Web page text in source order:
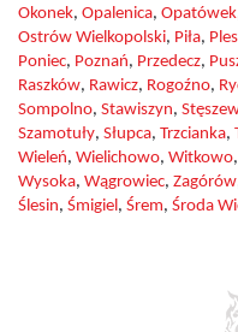
Okonek, Opalenica, Opatówek
Ostrów Wielkopolski, Piła,
Poniec, Poznań, Przedecz,
Raszków, Rawicz, Rogoźno,
Sompolno, Stawiszyn,
Szamotuły, Słupca, Trzcianka,
Wieleń, Wielichowo, Witkowo,
Wysoka, Wągrowiec, Zagórów
Ślesin, Śmigiel , Śrem, Środa